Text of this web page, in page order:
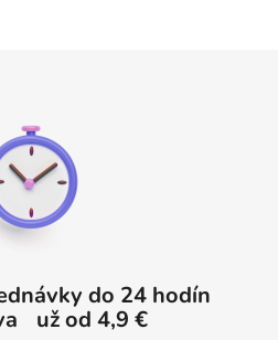
do 24 hodín
už od 4,9 €